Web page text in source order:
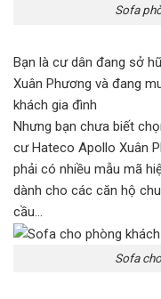
Sofa
Bạn là cư dân đang sở
Xuân Phương và đang
khách gia đình
Nhưng bạn chưa biết
cư Hateco Apollo Xuân
phải có nhiều mẫu mã
dành cho các căn hộ
cầu…
Sofa